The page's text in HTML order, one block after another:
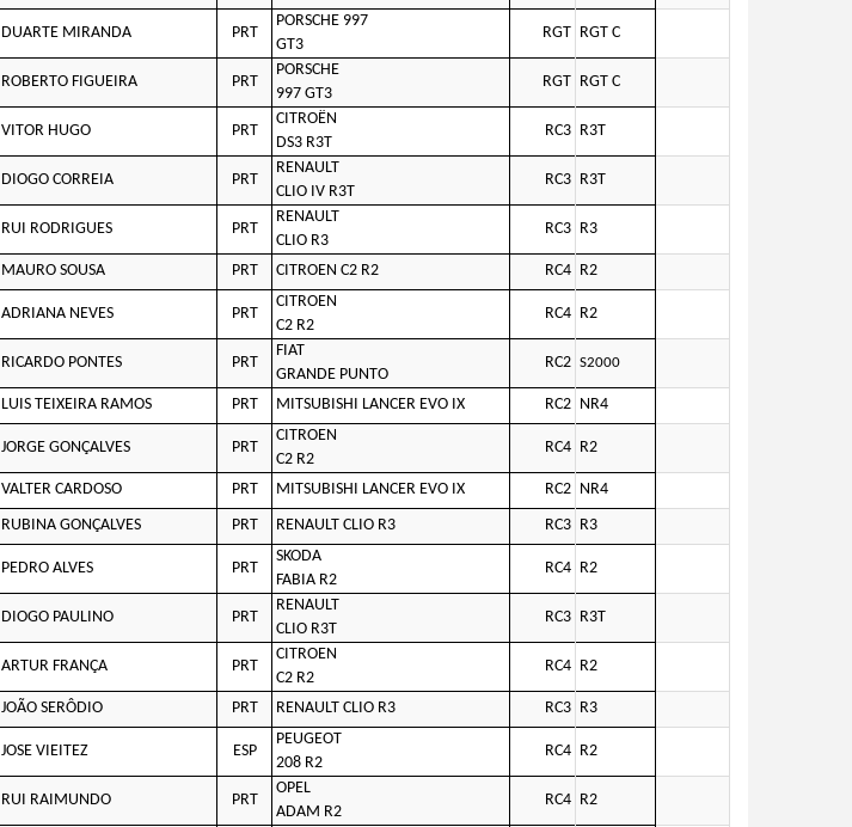
DUARTE MIRANDA PRT
PORSCHE 997
GT3
RGT RGT C
ROBERTO FIGUEIRA PRT
PORSCHE
997 GT3
RGT RGT C
VITOR HUGO PRT
CITROËN
DS3 R3T
RC3 R3T
DIOGO CORREIA PRT
RENAULT
CLIO IV R3T
RC3 R3T
RUI RODRIGUES PRT
RENAULT
CLIO R3
RC3 R3
MAURO SOUSA PRT CITROEN C2 R2 RC4 R2
ADRIANA NEVES PRT
CITROEN
C2 R2
RC4 R2
RICARDO PONTES PRT
FIAT
GRANDE PUNTO
RC2 S2000
LUIS TEIXEIRA RAMOS PRT MITSUBISHI LANCER EVO IX RC2 NR4
JORGE GONÇALVES PRT
CITROEN
C2 R2
RC4 R2
VALTER CARDOSO PRT MITSUBISHI LANCER EVO IX RC2 NR4
RUBINA GONÇALVES PRT RENAULT CLIO R3 RC3 R3
PEDRO ALVES PRT
SKODA
FABIA R2
RC4 R2
DIOGO PAULINO PRT
RENAULT
CLIO R3T
RC3 R3T
ARTUR FRANÇA PRT
CITROEN
C2 R2
RC4 R2
JOÃO SERÔDIO PRT RENAULT CLIO R3 RC3 R3
JOSE VIEITEZ ESP
PEUGEOT
208 R2
RC4 R2
RUI RAIMUNDO PRT
OPEL
ADAM R2
RC4 R2